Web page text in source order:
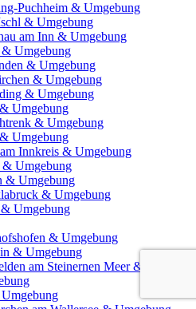
Puchheim & Umgebung
& Umgebung
am Inn & Umgebung
& Umgebung
& Umgebung
& Umgebung
& Umgebung
Umgebung
& Umgebung
Umgebung
Innkreis & Umgebung
& Umgebung
& Umgebung
& Umgebung
Umgebung
& Umgebung
& Umgebung
am Steinernen Meer &